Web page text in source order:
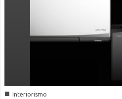
■ Interiorismo